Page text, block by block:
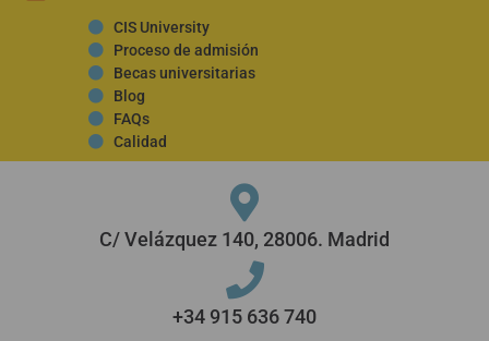
CIS University
Proceso de admisión
Becas universitarias
Blog
FAQs
Calidad
C/ Velázquez 140, 28006. Madrid
+34 915 636 740